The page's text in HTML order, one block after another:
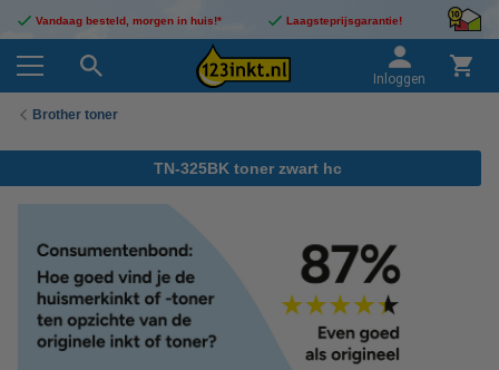
Vandaag besteld, morgen in huis!* Laagsteprijsgarantie!
Inloggen
Brother toner
TN-325BK toner zwart hc